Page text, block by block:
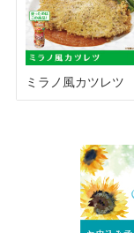
ミラノ風カツレツ